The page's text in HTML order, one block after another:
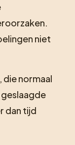
niet
, die normaal
geslaagde
dan tijd